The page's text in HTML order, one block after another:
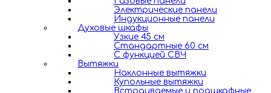
Электрические панели
Индукционные панели
Духовые шкафы
Узкие 45 см
Стандартные 60 см
С функцией СВЧ
Вытяжки
Наклонные вытяжки
Купольные вытяжки
Встраиваемые и подшкафные